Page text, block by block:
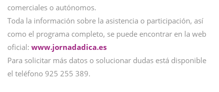
comerciales o autónomos.
Toda la información sobre la asistencia o participación, así
como el programa completo, se puede encontrar en la web
oficial: www.jornadadica.es
Para solicitar más datos o solucionar dudas está disponible
el teléfono 925 255 389.